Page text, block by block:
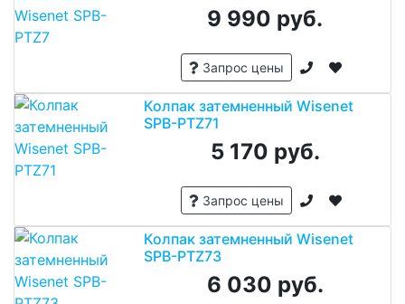
9 990 руб.
Запрос цены
Колпак затемненный Wisenet
SPB-PTZ71
5 170 руб.
Запрос цены
Колпак затемненный Wisenet
SPB-PTZ73
6 030 руб.